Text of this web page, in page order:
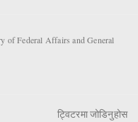
Federal Affairs and General
ट्विटरमा जोडिनुहोस